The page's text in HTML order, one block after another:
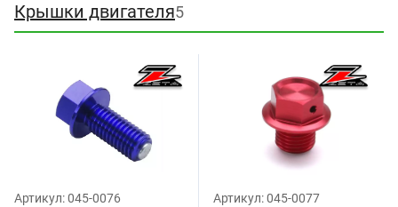
Крышки двигателя5
Артикул:045-0076 Артикул:045-0077